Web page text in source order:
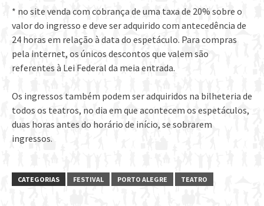
* no site venda com cobrança de uma taxa de 20% sobre o
valor do ingresso e deve ser adquirido com antecedência de
24 horas em relação à data do espetáculo. Para compras
pela internet, os únicos descontos que valem são
referentes à Lei Federal da meia entrada.
Os ingressos também podem ser adquiridos na bilheteria de
todos os teatros, no dia em que acontecem os espetáculos,
duas horas antes do horário de início, se sobrarem
ingressos.
CATEGORIAS FESTIVAL PORTO ALEGRE TEATRO